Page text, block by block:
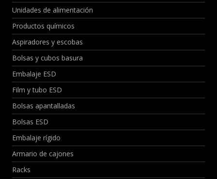
Unidades de alimentación
Productos químicos
Aspiradores y escobas
Bolsas y cubos basura
Embalaje ESD
Film y tubo ESD
Bolsas apantalladas
Bolsas ESD
Embalaje rígido
Armario de cajones
Racks